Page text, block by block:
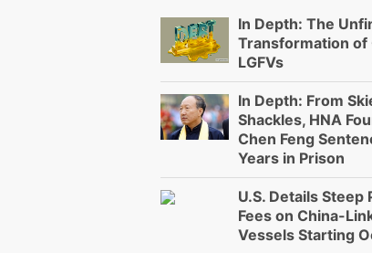
In Depth: The
Transformation of
LGFVs
In Depth: From
Shackles, HNA
Chen Feng
Years in Prison
U.S. Details Steep
Fees on China-
Vessels Starting